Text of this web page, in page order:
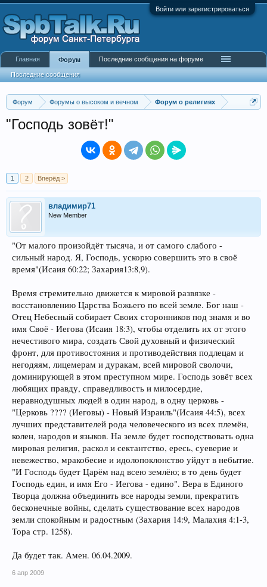
Войти или зарегистрироваться
Форум Форумы о высоком и вечном Форум о религиях
"Господь зовёт!"
1 2 Вперёд >
владимир71
New Member
"От малого произойдёт тысяча, и от самого слабого -
сильный народ. Я, Господь, ускорю совершить это в своё
время"(Исаия 60:22; Захария13:8,9).
Время стремительно движется к мировой развязке -
восстановлению Царства Божьего по всей земле. Бог наш -
Отец Небесный собирает Своих сторонников под знамя и во
имя Своё - Иегова (Исаия 18:3), чтобы отделить их от этого
нечестивого мира, создать Свой духовный и физический
фронт, для противостояния и противодействия подлецам и
негодяям, лицемерам и дуракам, всей мировой сволочи,
доминирующей в этом преступном мире. Господь зовёт всех
любящих правду, справедливость и милосердие,
неравнодушных людей в один народ, в одну церковь -
"Церковь ???? (Иеговы) - Новый Израиль"(Исаия 44:5), всех
лучших представителей рода человеческого из всех племён,
колен, народов и языков. На земле будет господствовать одна
мировая религия, раскол и сектантство, ересь, суеверие и
невежество, мракобесие и идолопоклонство уйдут в небытие.
"И Господь будет Царём над всею землёю; в то день будет
Господь един, и имя Его - Иегова - едино". Вера в Единого
Творца должна объединить все народы земли, прекратить
бесконечные войны, сделать существование всех народов
земли спокойным и радостным (Захария 14:9, Малахия 4:1-3,
Тора стр. 1258).
Да будет так. Амен. 06.04.2009.
6 апр 2009
Главная Форум
Последние сообщения
Последние сообщения на форуме